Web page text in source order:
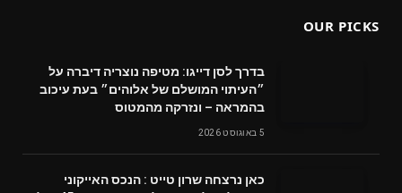
OUR PICKS
בדרך לסן דייגו: מטיפה נוצריה דיברה על
״העיתוי המושלם של אלוהים״ בעת עיכוב
בהמראה – ונזרקה מהמטוס
5 באוגוסט 2026